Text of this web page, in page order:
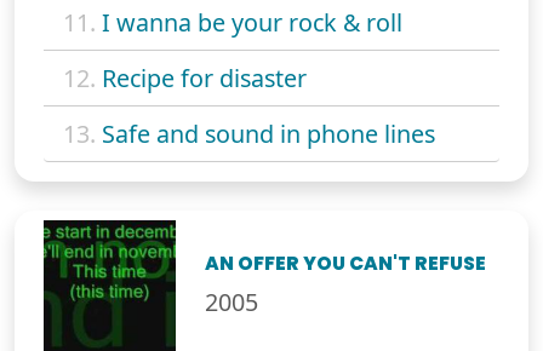
11. I wanna be your rock & roll
12. Recipe for disaster
13. Safe and sound in phone lines
AN OFFER YOU CAN'T REFUSE
2005